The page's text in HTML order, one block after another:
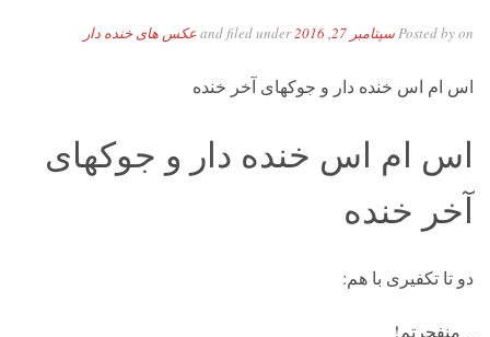
Posted byon سپتامبر 27, 2016 and filed under عکس های خنده دار
اس ام اس خنده دار و جوکهای آخر خنده
اس ام اس خنده دار و جوکهای
آخر خنده
دو تا تکفیری با هم:
_ منفجرتم!